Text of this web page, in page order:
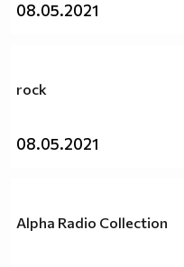
08.05.2021
rock
08.05.2021
Alpha Radio Collection